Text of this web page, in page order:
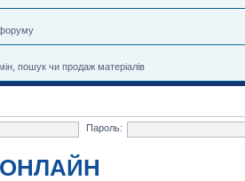
пошук чи продаж матеріалів
Пароль: